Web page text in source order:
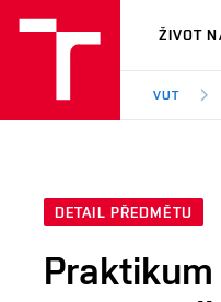
VUT
ŽIVOT
VUT
DETAIL PŘEDMĚTU
Praktikum